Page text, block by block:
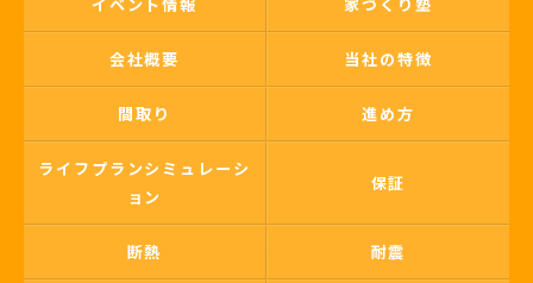
会社概要 当社の特徴
間取り 進め方
ライフプランシミュレーシ
ョン
保証
断熱 耐震